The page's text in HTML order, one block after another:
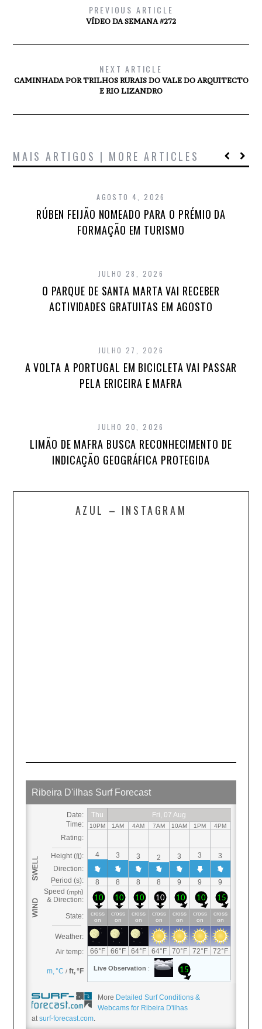
PREVIOUS ARTICLE
VÍDEO DA SEMANA #272
NEXT ARTICLE
CAMINHADA POR TRILHOS RURAIS DO VALE DO ARQUITECTO
E RIO LIZANDRO
MAIS ARTIGOS | MORE ARTICLES
AGOSTO 4, 2026
RÚBEN FEIJÃO NOMEADO PARA O PRÉMIO DA
FORMAÇÃO EM TURISMO
JULHO 28, 2026
O PARQUE DE SANTA MARTA VAI RECEBER
ACTIVIDADES GRATUITAS EM AGOSTO
JULHO 27, 2026
A VOLTA A PORTUGAL EM BICICLETA VAI PASSAR
PELA ERICEIRA E MAFRA
JULHO 20, 2026
LIMÃO DE MAFRA BUSCA RECONHECIMENTO DE
INDICAÇÃO GEOGRÁFICA PROTEGIDA
AZUL – INSTAGRAM
More Detailed Surf Conditions &
Webcams for Ribeira D'ilhas
atsurf-forecast.com.